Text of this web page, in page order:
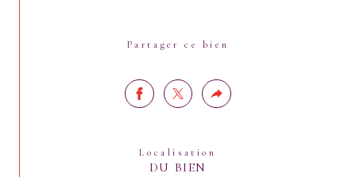
Partager ce bien
Localisation
DU BIEN